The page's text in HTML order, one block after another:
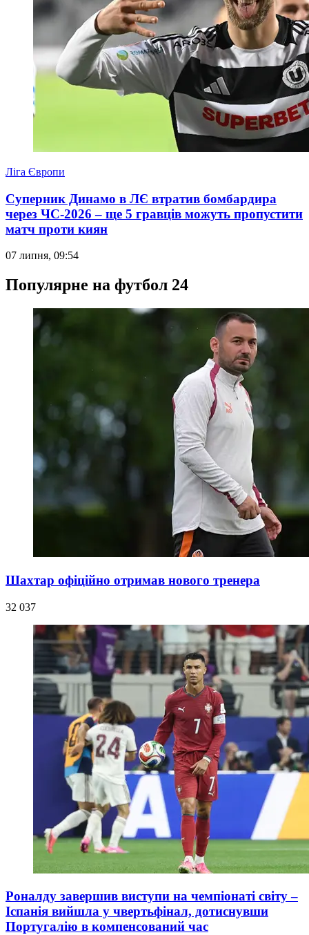
Ліга Європи
Суперник Динамо в ЛЄ втратив бомбардира
через ЧС-2026 – ще 5 гравців можуть пропустити
матч проти киян
07 липня, 09:54
Популярне на футбол 24
Шахтар офіційно отримав нового тренера
32 037
Роналду завершив виступи на чемпіонаті світу –
Іспанія вийшла у чвертьфінал, дотиснувши
Португалію в компенсований час